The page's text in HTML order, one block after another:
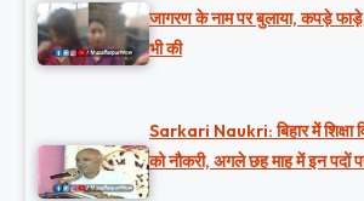
जागरण के नाम पर बुलाया, कपड़े
भी की
Sarkari Naukri: बिहार में शिक्षा
को नौकरी, अगले छह माह में इन पदों